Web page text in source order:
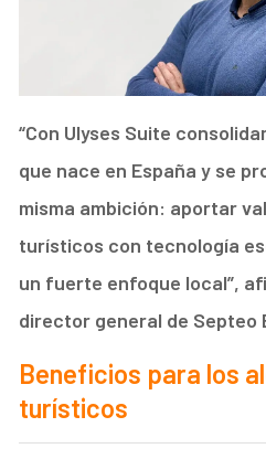
“Con Ulyses Suite
que nace en España y se
misma ambición: aportar
turísticos con tecnología
un fuerte enfoque local”,
director general de Septeo
Beneficios para los
turísticos